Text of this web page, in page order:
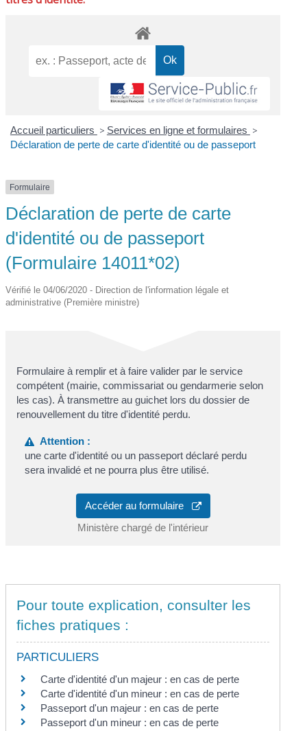
Accueil particuliers > Services en ligne et formulaires >
Déclaration de perte de carte d'identité ou de passeport
Formulaire
Déclaration de perte de carte
d'identité ou de passeport
(Formulaire 14011*02)
Vérifié le 04/06/2020 - Direction de l'information légale et
administrative (Première ministre)
Formulaire à remplir et à faire valider par le service
compétent (mairie, commissariat ou gendarmerie selon
les cas). À transmettre au guichet lors du dossier de
renouvellement du titre d'identité perdu.
Attention :
une carte d'identité ou un passeport déclaré perdu
sera invalidé et ne pourra plus être utilisé.
Accéder au formulaire
Ministère chargé de l'intérieur
Pour toute explication, consulter les
fiches pratiques :
PARTICULIERS
Carte d'identité d'un majeur : en cas de perte
Carte d'identité d'un mineur : en cas de perte
Passeport d'un majeur : en cas de perte
Passeport d'un mineur : en cas de perte